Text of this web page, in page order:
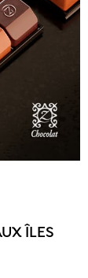
ÎLES